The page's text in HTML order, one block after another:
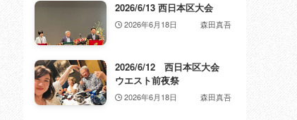
2026/6/13 西日本区大会
2026年6月18日 森田真吾
2026/6/12 西日本区大会
ウエスト前夜祭
2026年6月18日 森田真吾